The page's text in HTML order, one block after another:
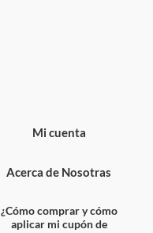
Mi cuenta
Acerca de Nosotras
¿Cómo comprar y cómo
aplicar mi cupón de